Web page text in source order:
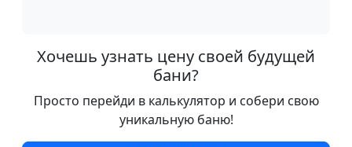
Хочешь узнать цену своей будущей
бани?
Просто перейди в калькулятор и собери свою
уникальную баню!